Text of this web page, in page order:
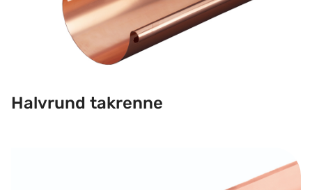
Halvrund takrenne